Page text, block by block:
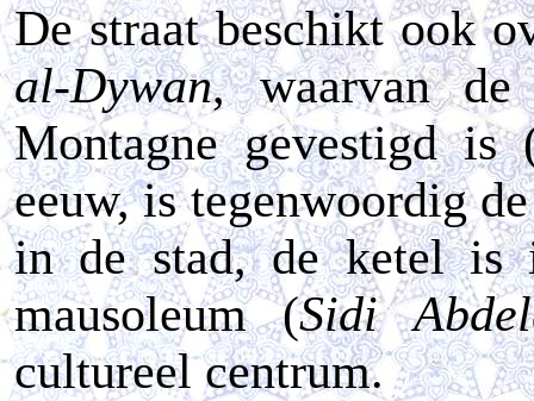
De straat beschikt ook
al-Dywan, waarvan
Montagne gevestigd
eeuw, is tegenwoordig
in de stad, de ketel is
mausoleum (Sidi
cultureel centrum.